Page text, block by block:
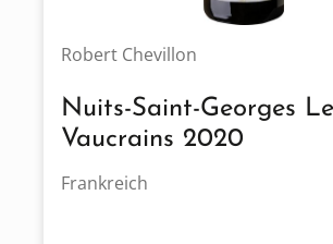
Robert Chevillon
Nuits-Saint-Georges
Vaucrains 2020
Frankreich